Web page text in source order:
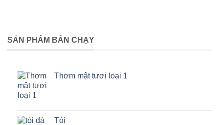
SẢN PHẨM BÁN CHẠY
Thơm mật tươi loại 1
Tỏi